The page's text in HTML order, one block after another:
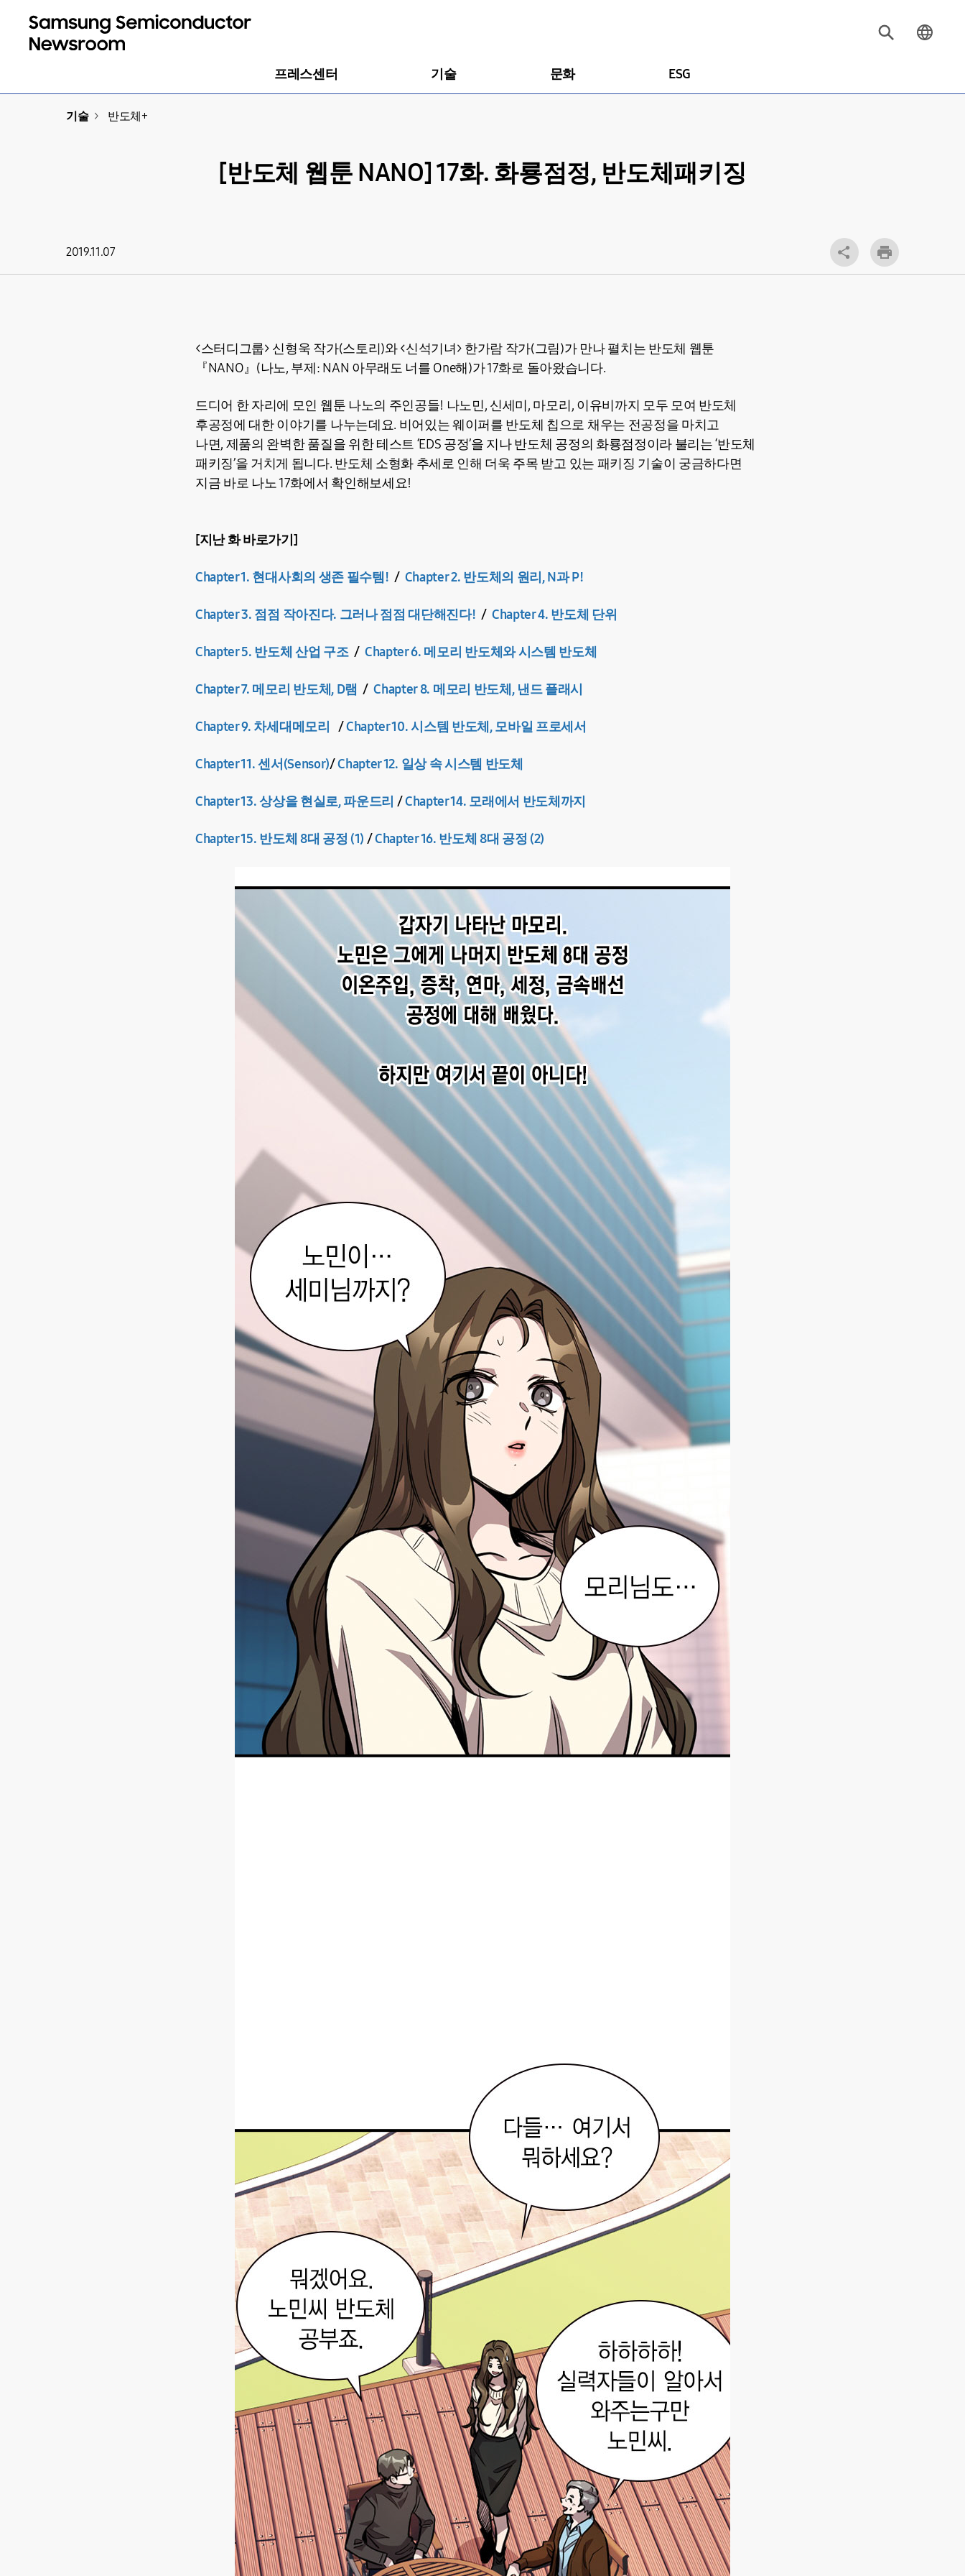
프레스센터 기술 문화 ESG
기술 > 반도체+
[반도체 웹툰 NANO] 17화. 화룡점정, 반도체패키징
2019.11.07
<스터디그룹> 신형욱 작가(스토리)와 <신석기녀> 한가람 작가(그림)가 만나 펼치는 반도체 웹툰
『NANO』(나노, 부제: NAN 아무래도 너를 One해)가 17화로 돌아왔습니다.
드디어 한 자리에 모인 웹툰 나노의 주인공들! 나노민, 신세미, 마모리, 이유비까지 모두 모여 반도체
후공정에 대한 이야기를 나누는데요. 비어있는 웨이퍼를 반도체 칩으로 채우는 전공정을 마치고
나면, 제품의 완벽한 품질을 위한 테스트 ‘EDS 공정’을 지나 반도체 공정의 화룡점정이라 불리는 ‘반도체
패키징’을 거치게 됩니다. 반도체 소형화 추세로 인해 더욱 주목 받고 있는 패키징 기술이 궁금하다면
지금 바로 나노 17화에서 확인해보세요!
[지난 화 바로가기]
Chapter 1. 현대사회의 생존 필수템! / Chapter 2. 반도체의 원리, N과 P!
Chapter 3. 점점 작아진다. 그러나 점점 대단해진다! / Chapter 4. 반도체 단위
Chapter 5. 반도체 산업 구조/Chapter 6. 메모리 반도체와 시스템 반도체
Chapter 7. 메모리 반도체, D램 /Chapter 8. 메모리 반도체, 낸드 플래시
Chapter 9. 차세대메모리 /Chapter 10. 시스템 반도체, 모바일 프로세서
Chapter 11. 센서(Sensor)/Chapter 12. 일상 속 시스템 반도체
Chapter 13. 상상을 현실로, 파운드리 /Chapter 14. 모래에서 반도체까지
Chapter 15. 반도체 8대 공정 (1) /Chapter 16. 반도체 8대 공정 (2)